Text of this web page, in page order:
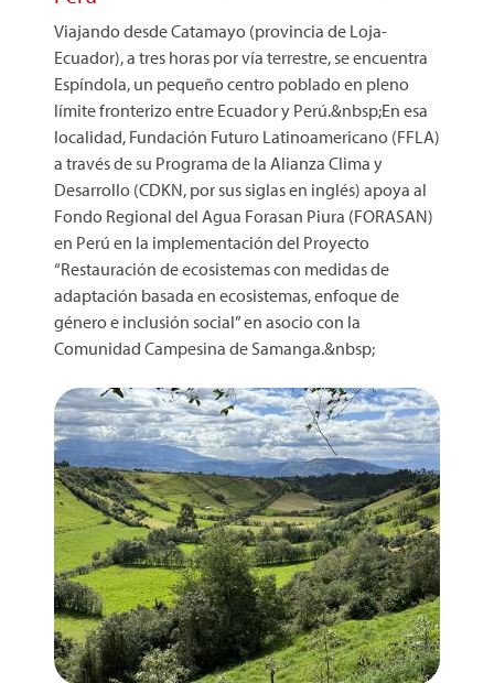
Viajando desde Catamayo (provincia de Loja-
Ecuador), a tres horas por vía terrestre, se encuentra
Espíndola, un pequeño centro poblado en pleno
límite fronterizo entre Ecuador y Perú.&nbsp;En esa
localidad, Fundación Futuro Latinoamericano (FFLA)
a través de su Programa de la Alianza Clima y
Desarrollo (CDKN, por sus siglas en inglés) apoya al
Fondo Regional del Agua Forasan Piura (FORASAN)
en Perú en la implementación del Proyecto
“Restauración de ecosistemas con medidas de
adaptación basada en ecosistemas, enfoque de
género e inclusión social” en asocio con la
Comunidad Campesina de Samanga.&nbsp;